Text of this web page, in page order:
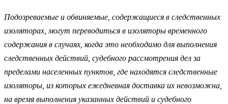
Подозреваемые и обвиняемые, содержащиеся в следственных
изоляторах, могут переводиться в изоляторы временного
содержания в случаях, когда это необходимо для выполнения
следственных действий, судебного рассмотрения дел за
пределами населенных пунктов, где находятся следственные
изоляторы, из которых ежедневная доставка их невозможна,
на время выполнения указанных действий и судебного